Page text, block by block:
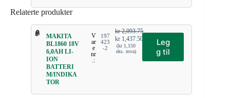
Relaterte produkter
MAKITA
BL1860 18V
6,0AH LI-
ION
BATTERI
M/INDIKA
TOR
V
ar
e
nr
.:
197
423
-2
kr2,093.75
kr 1,437.50
(kr1,150
eks. mva)
Leg
g til